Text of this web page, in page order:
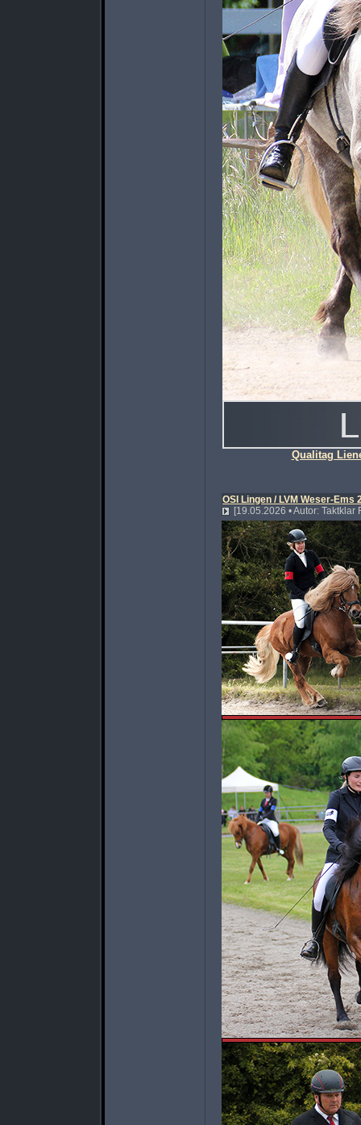
Qualitag
OSI Lingen / LVM Weser-Ems
[19.05.2026 • Autor: Taktklar